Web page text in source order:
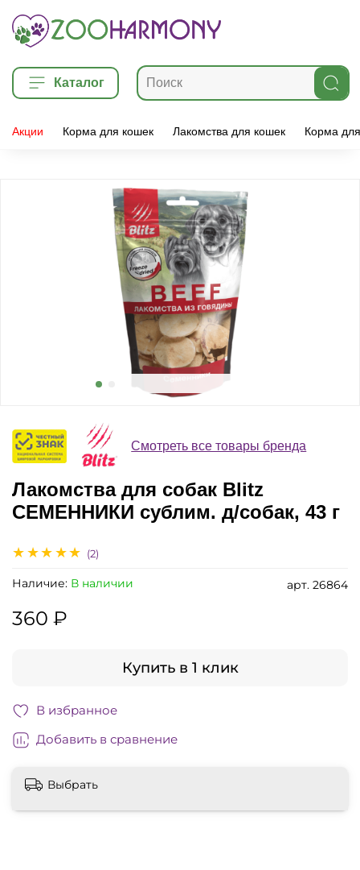
Каталог
Акции Корма для кошек Лакомства для кошек Корма
(2)
арт. 26864
Наличие: В наличии
Смотреть все товары бренда
Лакомства для собак Blitz
СЕМЕННИКИ сублим. д/собак, 43 г
360 ₽
Купить в 1 клик
В избранное
Добавить в сравнение
Выбрать